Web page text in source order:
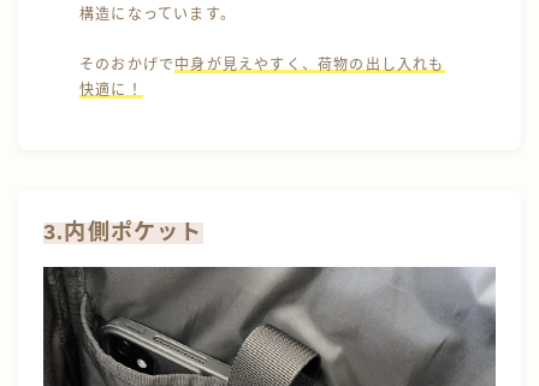
構造になっています。
そのおかげで 中身が見えやすく、荷物の出し入れも
快適に！
3.内側ポケット